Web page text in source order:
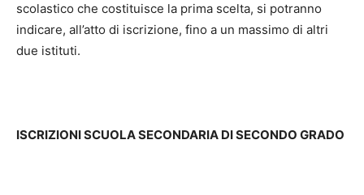
scolastico che costituisce la prima scelta, si potranno
indicare, all’atto di iscrizione, fino a un massimo di altri
due istituti.
ISCRIZIONI SCUOLA SECONDARIA DI SECONDO GRADO